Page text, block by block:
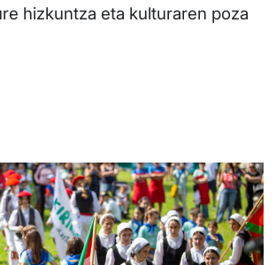
hizkuntza eta kulturaren poza